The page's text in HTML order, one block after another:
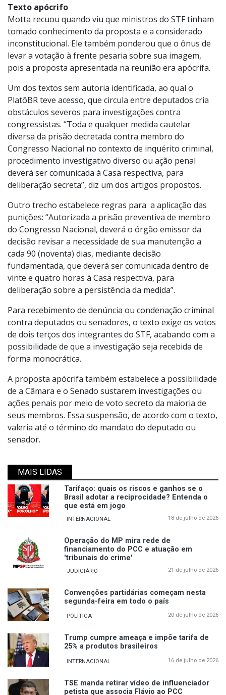
Texto apócrifo
Motta recuou quando viu que ministros do STF tinham
tomado conhecimento da proposta e a considerado
inconstitucional. Ele também ponderou que o ônus de
levar a votação à frente pesaria sobre sua imagem,
pois a proposta apresentada na reunião era apócrifa.
Um dos textos sem autoria identificada, ao qual o
PlatôBR teve acesso, que circula entre deputados cria
obstáculos severos para investigações contra
congressistas. “Toda e qualquer medida cautelar
diversa da prisão decretada contra membro do
Congresso Nacional no contexto de inquérito criminal,
procedimento investigativo diverso ou ação penal
deverá ser comunicada à Casa respectiva, para
deliberação secreta”, diz um dos artigos propostos.
Outro trecho estabelece regras para a aplicação das
punições: “Autorizada a prisão preventiva de membro
do Congresso Nacional, deverá o órgão emissor da
decisão revisar a necessidade de sua manutenção a
cada 90 (noventa) dias, mediante decisão
fundamentada, que deverá ser comunicada dentro de
vinte e quatro horas à Casa respectiva, para
deliberação sobre a persistência da medida”.
Para recebimento de denúncia ou condenação criminal
contra deputados ou senadores, o texto exige os votos
de dois terços dos integrantes do STF, acabando com a
possibilidade de que a investigação seja recebida de
forma monocrática.
A proposta apócrifa também estabelece a possibilidade
de a Câmara e o Senado sustarem investigações ou
ações penais por meio de voto secreto da maioria de
seus membros. Essa suspensão, de acordo com o texto,
valeria até o término do mandato do deputado ou
senador.
MAIS LIDAS
Tarifaço: quais os riscos e ganhos se o
Brasil adotar a reciprocidade? Entenda o
que está em jogo
INTERNACIONAL 18 de julho de 2026
Operação do MP mira rede de
financiamento do PCC e atuação em
'tribunais do crime'
JUDICIÁRIO 21 de julho de 2026
Convenções partidárias começam nesta
segunda-feira em todo o país
POLÍTICA 20 de julho de 2026
Trump cumpre ameaça e impõe tarifa de
25% a produtos brasileiros
INTERNACIONAL 16 de julho de 2026
TSE manda retirar vídeo de influenciador
petista que associa Flávio ao PCC